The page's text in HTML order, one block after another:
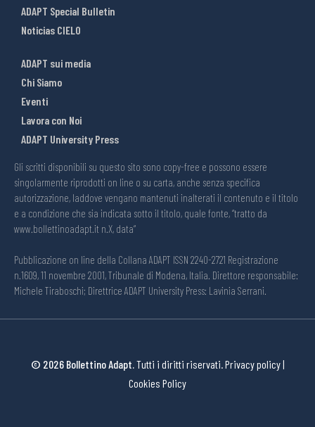
ADAPT Special Bulletin
Noticias CIELO
ADAPT sui media
Chi Siamo
Eventi
Lavora con Noi
ADAPT University Press
Gli scritti disponibili su questo sito sono copy-free e possono essere
singolarmente riprodotti on line o su carta, anche senza specifica
autorizzazione, laddove vengano mantenuti inalterati il contenuto e il titolo
e a condizione che sia indicata sotto il titolo, quale fonte, “tratto da
www.bollettinoadapt.it n.X, data“
Pubblicazione on line della Collana ADAPT ISSN 2240-2721 Registrazione
n.1609, 11 novembre 2001, Tribunale di Modena, Italia. Direttore responsabile:
Michele Tiraboschi; Direttrice ADAPT University Press: Lavinia Serrani.
© 2026 Bollettino Adapt.Tutti i diritti riservati.Privacy policy|
Cookies Policy